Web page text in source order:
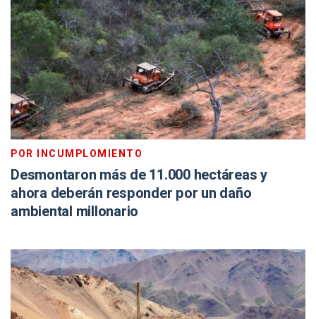
POR INCUMPLOMIENTO
Desmontaron más de 11.000 hectáreas y
ahora deberán responder por un daño
ambiental millonario